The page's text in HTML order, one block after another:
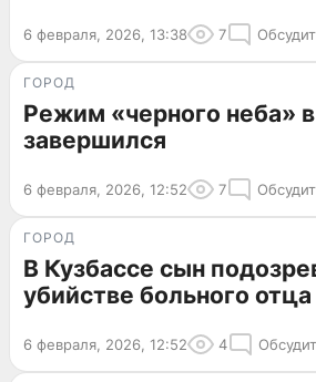
6 февраля, 2026, 13:38 7
ГОРОД
Режим «черного неба»
завершился
6 февраля, 2026, 12:52 7
ГОРОД
В Кузбассе сын
убийстве больного отца
6 февраля, 2026, 12:52 4